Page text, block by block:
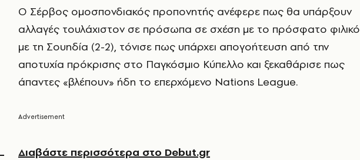
Ο Σέρβος ομοσπονδιακός προπονητής ανέφερε πως θα υπάρξουν
αλλαγές τουλάχιστον σε πρόσωπα σε σχέση με το πρόσφατο φιλικό
με τη Σουηδία (2-2), τόνισε πως υπάρχει απογοήτευση από την
αποτυχία πρόκρισης στο Παγκόσμιο Κύπελλο και ξεκαθάρισε πως
άπαντες «βλέπουν» ήδη το επερχόμενο Nations League.
Διαβάστε περισσότερα στο Debut.gr